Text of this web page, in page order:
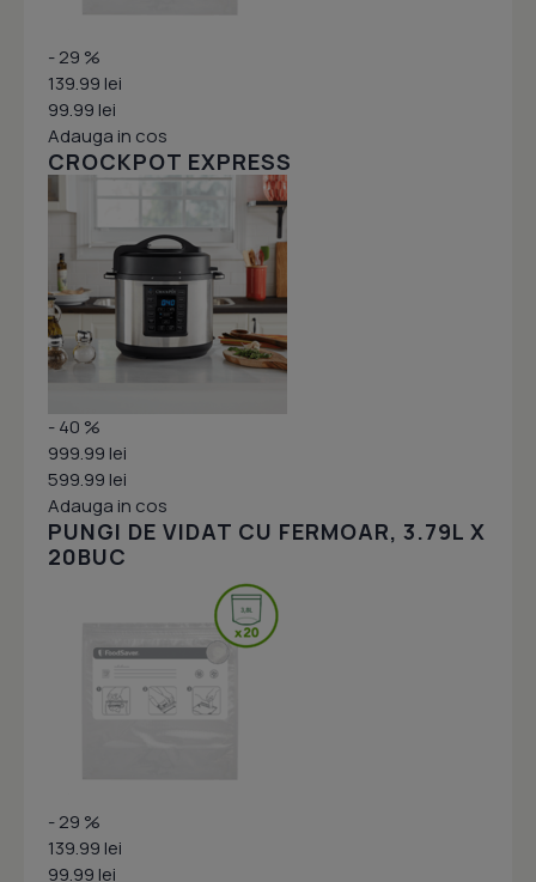
- 29 %
139.99 lei
99.99 lei
Adauga in cos
CROCKPOT EXPRESS
- 40 %
999.99 lei
599.99 lei
Adauga in cos
PUNGI DE VIDAT CU FERMOAR, 3.79L X
20BUC
- 29 %
139.99 lei
99.99 lei